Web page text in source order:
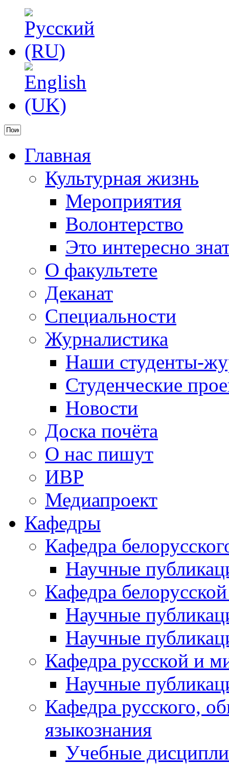
Главная
Культурная жизнь
Мероприятия
Волонтерство
Это интересно
О факультете
Деканат
Специальности
Журналистика
Наши студенты-
Студенческие
Новости
Доска почёта
О нас пишут
ИВР
Медиапроект
Кафедры
Кафедра
Научные
Кафедра
Научные
Научные
Кафедра русской и
Научные
Кафедра русского,
языкознания
Учебные